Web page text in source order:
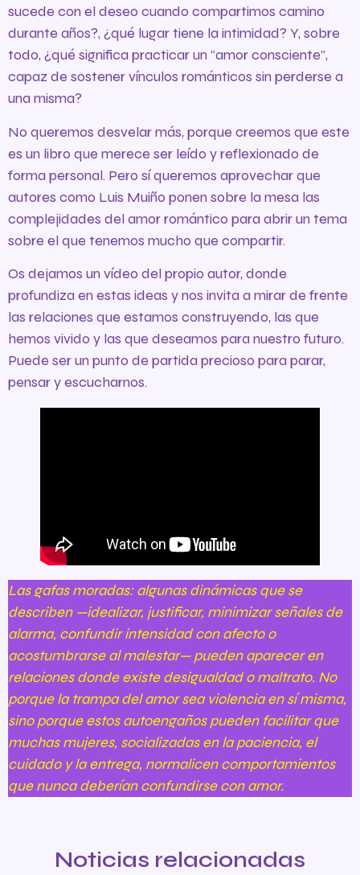
sucede con el deseo cuando compartimos camino
durante años?, ¿qué lugar tiene la intimidad? Y, sobre
todo, ¿qué significa practicar un “amor consciente”,
capaz de sostener vínculos románticos sin perderse a
una misma?
No queremos desvelar más, porque creemos que este
es un libro que merece ser leído y reflexionado de
forma personal. Pero sí queremos aprovechar que
autores como Luis Muiño ponen sobre la mesa las
complejidades del amor romántico para abrir un tema
sobre el que tenemos mucho que compartir.
Os dejamos un vídeo del propio autor, donde
profundiza en estas ideas y nos invita a mirar de frente
las relaciones que estamos construyendo, las que
hemos vivido y las que deseamos para nuestro futuro.
Puede ser un punto de partida precioso para parar,
pensar y escucharnos.
Las gafas moradas: algunas dinámicas que se
describen —idealizar, justificar, minimizar señales de
alarma, confundir intensidad con afecto o
acostumbrarse al malestar— pueden aparecer en
relaciones donde existe desigualdad o maltrato. No
porque la trampa del amor sea violencia en sí misma,
sino porque estos autoengaños pueden facilitar que
muchas mujeres, socializadas en la paciencia, el
cuidado y la entrega, normalicen comportamientos
que nunca deberían confundirse con amor.
Noticias relacionadas